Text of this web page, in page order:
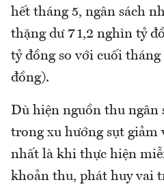
hết tháng 5, ngân sách
thặng dư 71,2 nghìn tỷ
tỷ đồng so với cuối tháng
đồng).
Dù hiện nguồn thu ngân
trong xu hướng sụt giảm
nhất là khi thực hiện
khoản thu, phát huy vai